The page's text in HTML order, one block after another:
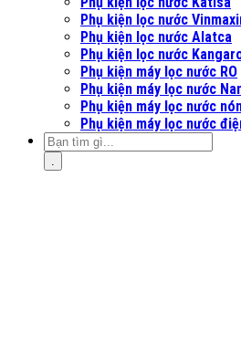
Phụ kiện lọc nước
Phụ kiện lọc nước Alatca
Phụ kiện lọc nước
Phụ kiện máy lọc nước RO
Phụ kiện máy lọc nước
Phụ kiện máy lọc nước
Phụ kiện máy lọc nước
.